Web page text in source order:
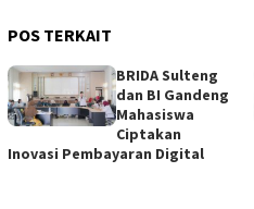
POS TERKAIT
BRIDA Sulteng
dan BI Gandeng
Mahasiswa
Ciptakan
Inovasi Pembayaran Digital